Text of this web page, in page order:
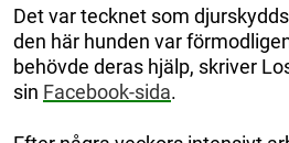
Det var tecknet som
den här hunden var
behövde deras hjälp, skriver
sin Facebook-sida.